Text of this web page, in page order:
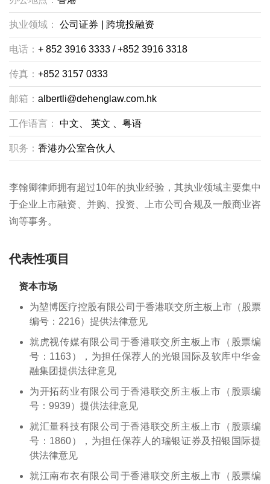
执业领域： 公司证券 跨境投融资
电话： + 852 3916 3333 / +852 3916 3318
传真： +852 3157 0333
邮箱： albertli@dehenglaw.com.hk
工作语言： 中文、 英文 、粤语
职务： 香港办公室合伙人
李翰卿律师拥有超过10年的执业经验，其执业领域主要集中
于企业上市融资、并购、投资、上市公司合规及一般商业咨
询等事务。
代表性项目
资本市场
为堃博医疗控股有限公司于香港联交所主板上市（股票
编号：2216）提供法律意见
就虎视传媒有限公司于香港联交所主板上市（股票编
号：1163），为担任保荐人的光银国际及软库中华金
融集团提供法律意见
为开拓药业有限公司于香港联交所主板上市（股票编
号：9939）提供法律意见
就汇量科技有限公司于香港联交所主板上市（股票编
号：1860），为担任保荐人的瑞银证券及招银国际提
供法律意见
就江南布衣有限公司于香港联交所主板上市（股票编